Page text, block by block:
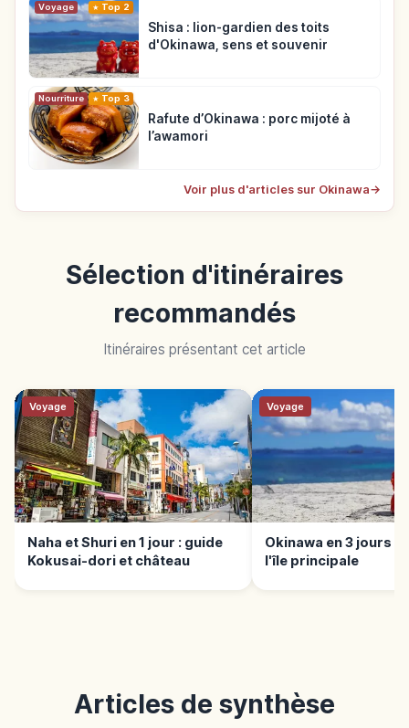
Voyage Top 2
Shisa : lion-gardien des toits
d'Okinawa, sens et souvenir
Nourriture Top 3
Rafute d’Okinawa : porc mijoté à
l’awamori
Voir plus d'articles sur Okinawa→
Sélection d'itinéraires
recommandés
Itinéraires présentant cet article
Voyage
Naha et Shuri en 1 jour : guide
Kokusai-dori et château
Voyage
Okinawa en 3 jours :
l'île principale
Articles de synthèse